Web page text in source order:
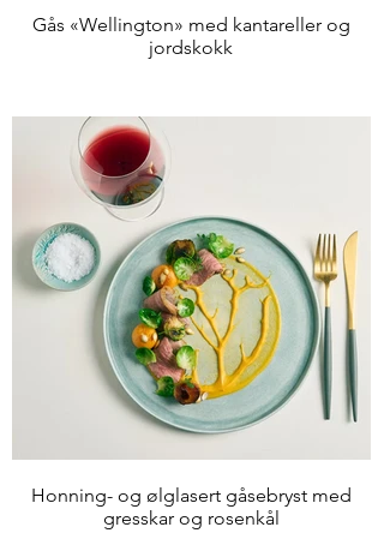
Gås «Wellington» med kantareller og
jordskokk
Honning- og ølglasert gåsebryst med
gresskar og rosenkål